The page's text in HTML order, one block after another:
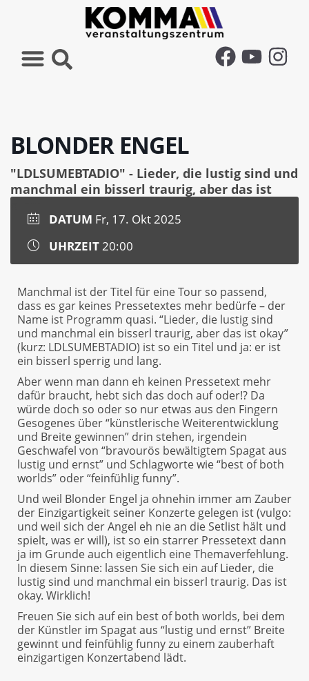
BLONDER ENGEL
"LDLSUMEBTADIO" - Lieder, die lustig sind und
manchmal ein bisserl traurig, aber das ist
DATUM Fr, 17. Okt 2025
UHRZEIT20:00
Manchmal ist der Titel für eine Tour so passend,
dass es gar keines Pressetextes mehr bedürfe – der
Name ist Programm quasi. “Lieder, die lustig sind
und manchmal ein bisserl traurig, aber das ist okay”
(kurz: LDLSUMEBTADIO) ist so ein Titel und ja: er ist
ein bisserl sperrig und lang.
Aber wenn man dann eh keinen Pressetext mehr
dafür braucht, hebt sich das doch auf oder!? Da
würde doch so oder so nur etwas aus den Fingern
Gesogenes über “künstlerische Weiterentwicklung
und Breite gewinnen” drin stehen, irgendein
Geschwafel von “bravourös bewältigtem Spagat aus
lustig und ernst” und Schlagworte wie “best of both
worlds” oder “feinfühlig funny”.
Und weil Blonder Engel ja ohnehin immer am Zauber
der Einzigartigkeit seiner Konzerte gelegen ist (vulgo:
und weil sich der Angel eh nie an die Setlist hält und
spielt, was er will), ist so ein starrer Pressetext dann
ja im Grunde auch eigentlich eine Themaverfehlung.
In diesem Sinne: lassen Sie sich ein auf Lieder, die
lustig sind und manchmal ein bisserl traurig. Das ist
okay. Wirklich!
Freuen Sie sich auf ein best of both worlds, bei dem
der Künstler im Spagat aus “lustig und ernst” Breite
gewinnt und feinfühlig funny zu einem zauberhaft
einzigartigen Konzertabend lädt.